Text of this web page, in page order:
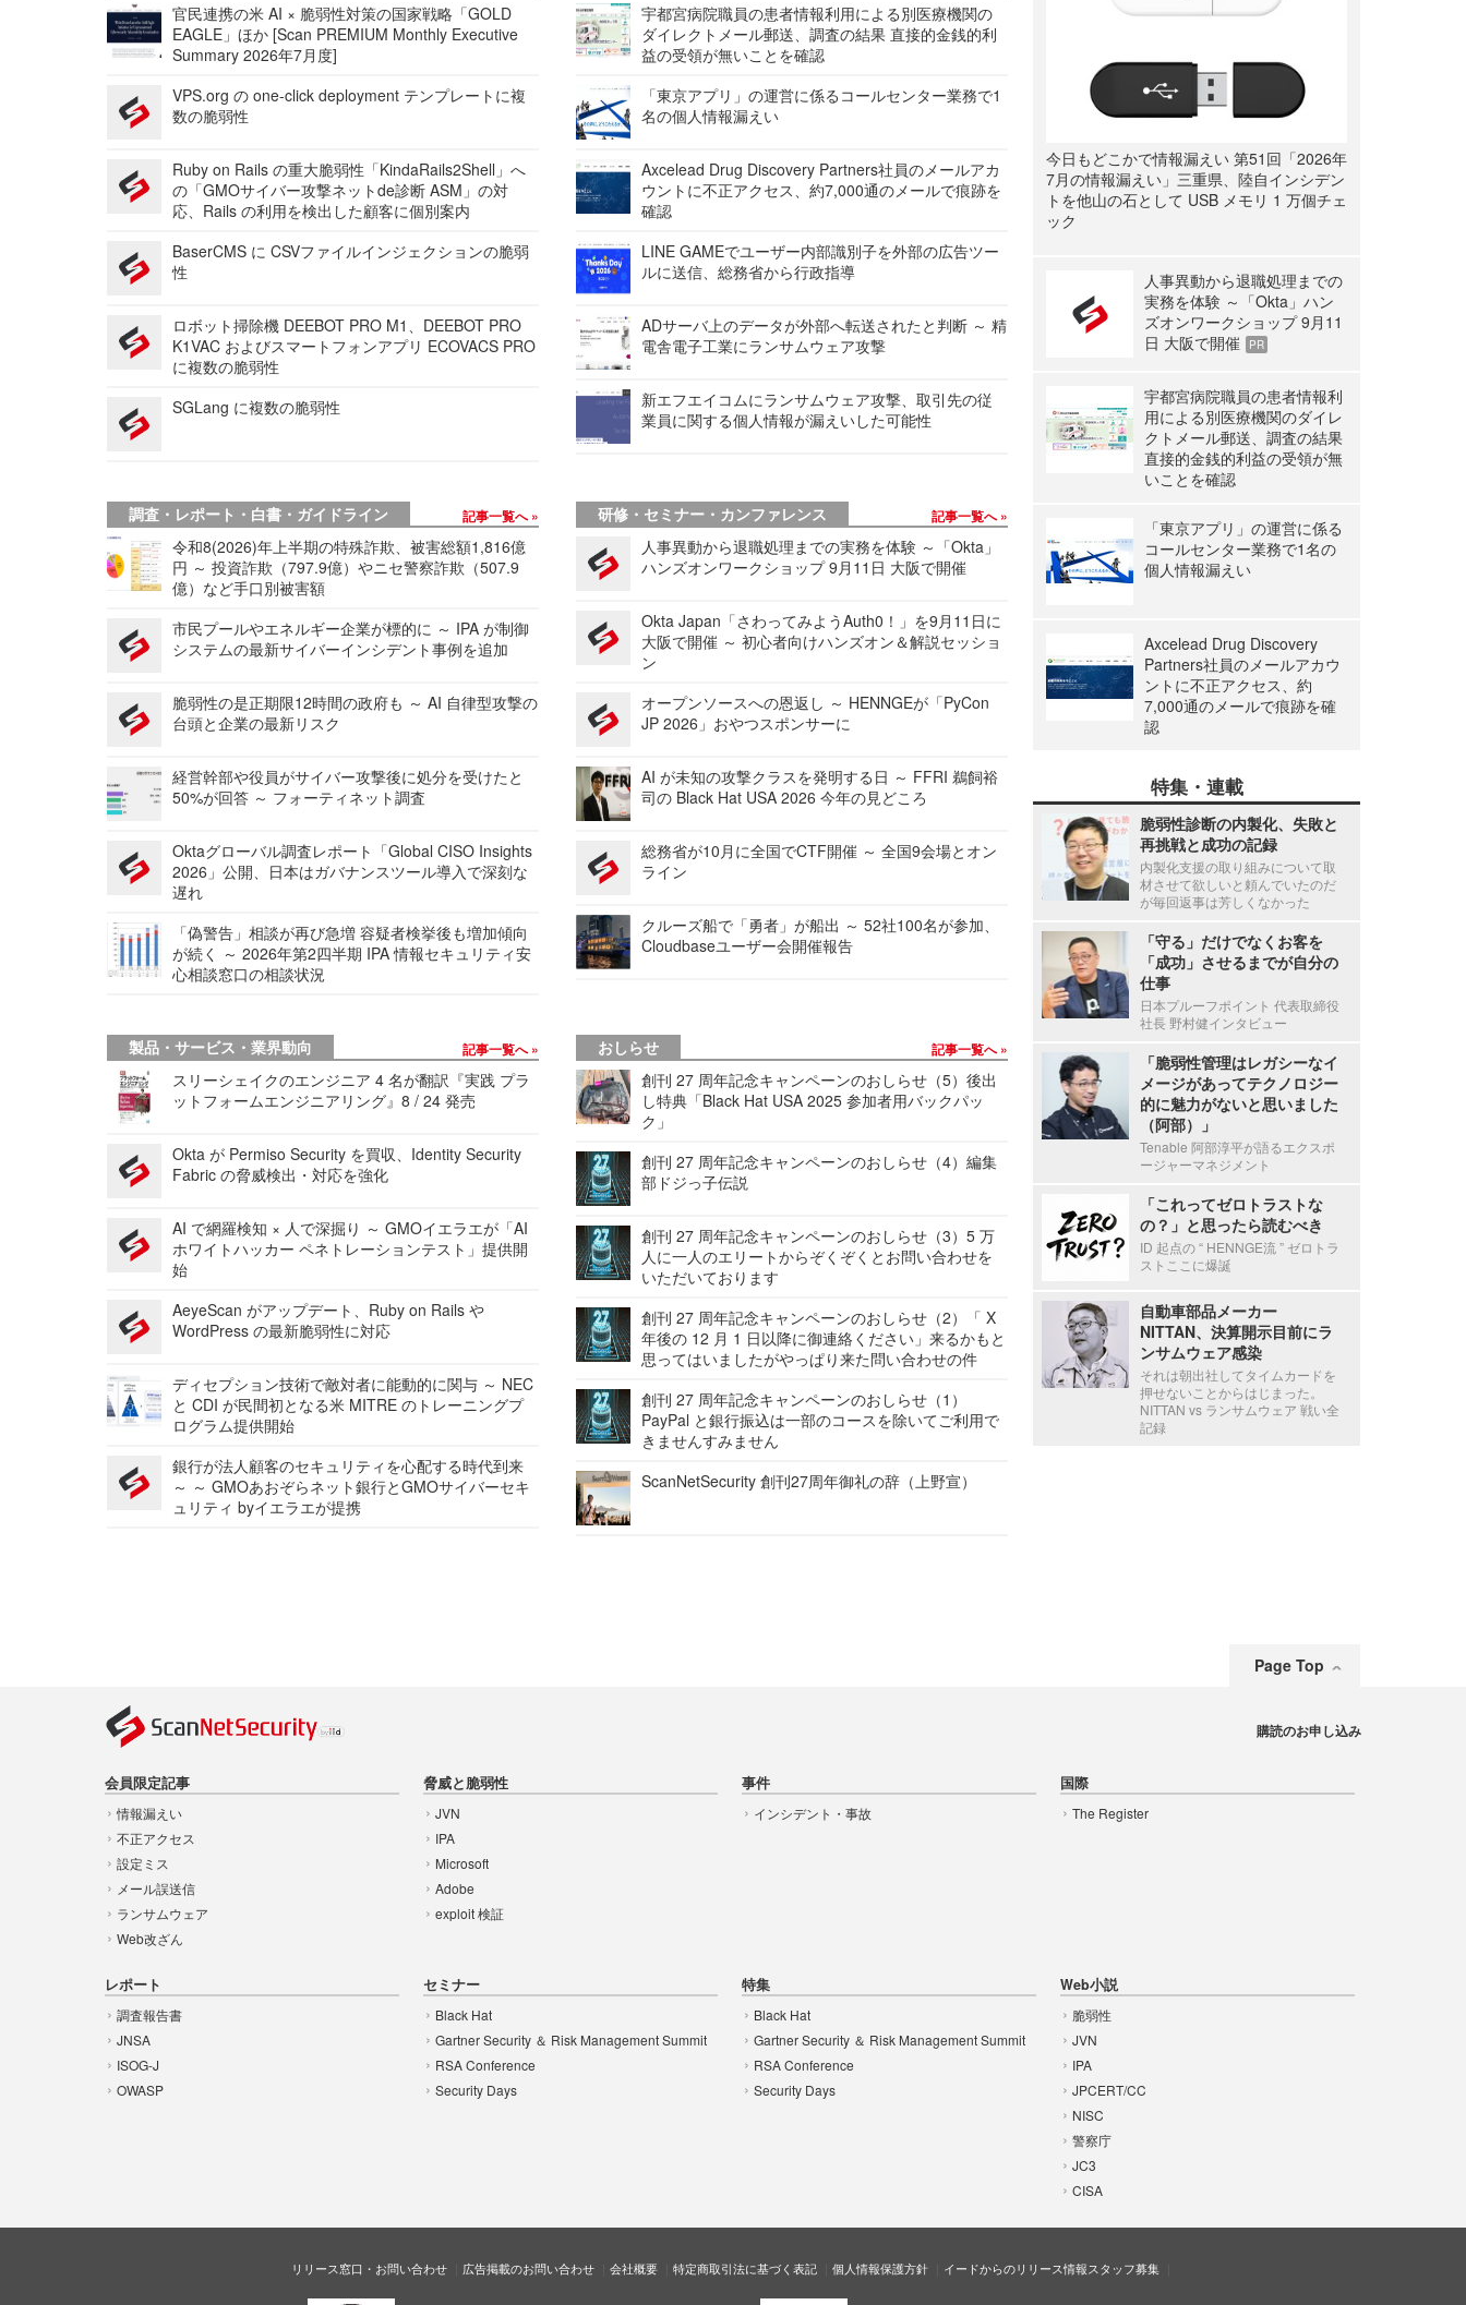
官民連携の米 AI × 脆弱性対策の国家戦略「GOLD
EAGLE」ほか [Scan PREMIUM Monthly Executive
Summary 2026年7月度]
VPS.org の one-click deployment テンプレートに複
数の脆弱性
Ruby on Rails の重大脆弱性「KindaRails2Shell」へ
の「GMOサイバー攻撃ネットde診断 ASM」の対
応、Rails の利用を検出した顧客に個別案内
BaserCMS に CSVファイルインジェクションの脆弱
性
ロボット掃除機 DEEBOT PRO M1、DEEBOT PRO
K1VAC およびスマートフォンアプリ ECOVACS PRO
に複数の脆弱性
SGLang に複数の脆弱性
宇都宮病院職員の患者情報利用による別医療機関の
ダイレクトメール郵送、調査の結果 直接的金銭的利
益の受領が無いことを確認
「東京アプリ」の運営に係るコールセンター業務で1
名の個人情報漏えい
Axcelead Drug Discovery Partners社員のメールアカ
ウントに不正アクセス、約7,000通のメールで痕跡を
確認
LINE GAMEでユーザー内部識別子を外部の広告ツー
ルに送信、総務省から行政指導
ADサーバ上のデータが外部へ転送されたと判断 ～ 精
電舎電子工業にランサムウェア攻撃
新エフエイコムにランサムウェア攻撃、取引先の従
業員に関する個人情報が漏えいした可能性
調査・レポート・白書・ガイドライン 記事一覧へ
令和8(2026)年上半期の特殊詐欺、被害総額1,816億
円 ～ 投資詐欺（797.9億）やニセ警察詐欺（507.9
億）など手口別被害額
市民プールやエネルギー企業が標的に ～ IPA が制御
システムの最新サイバーインシデント事例を追加
脆弱性の是正期限12時間の政府も ～ AI 自律型攻撃の
台頭と企業の最新リスク
経営幹部や役員がサイバー攻撃後に処分を受けたと
50%が回答 ～ フォーティネット調査
Oktaグローバル調査レポート「Global CISO Insights
2026」公開、日本はガバナンスツール導入で深刻な
遅れ
「偽警告」相談が再び急増 容疑者検挙後も増加傾向
が続く ～ 2026年第2四半期 IPA 情報セキュリティ安
心相談窓口の相談状況
研修・セミナー・カンファレンス 記事一覧へ
人事異動から退職処理までの実務を体験 ～「Okta」
ハンズオンワークショップ 9月11日 大阪で開催
Okta Japan「さわってみようAuth0！」を9月11日に
大阪で開催 ～ 初心者向けハンズオン＆解説セッショ
ン
オープンソースへの恩返し ～ HENNGEが「PyCon
JP 2026」おやつスポンサーに
AI が未知の攻撃クラスを発明する日 ～ FFRI 鵜飼裕
司の Black Hat USA 2026 今年の見どころ
総務省が10月に全国でCTF開催 ～ 全国9会場とオン
ライン
クルーズ船で「勇者」が船出 ～ 52社100名が参加、
Cloudbaseユーザー会開催報告
製品・サービス・業界動向 記事一覧へ
スリーシェイクのエンジニア 4 名が翻訳『実践 プラ
ットフォームエンジニアリング』8 / 24 発売
Okta が Permiso Security を買収、Identity Security
Fabric の脅威検出・対応を強化
AI で網羅検知 × 人で深掘り ～ GMOイエラエが「AI
ホワイトハッカー ペネトレーションテスト」提供開
始
AeyeScan がアップデート、Ruby on Rails や
WordPress の最新脆弱性に対応
ディセプション技術で敵対者に能動的に関与 ～ NEC
と CDI が民間初となる米 MITRE のトレーニングプ
ログラム提供開始
銀行が法人顧客のセキュリティを心配する時代到来
～ ～ GMOあおぞらネット銀行とGMOサイバーセキ
ュリティ byイエラエが提携
おしらせ 記事一覧へ
創刊 27 周年記念キャンペーンのおしらせ（5）後出
し特典「Black Hat USA 2025 参加者用バックパッ
ク」
創刊 27 周年記念キャンペーンのおしらせ（4）編集
部ドジっ子伝説
創刊 27 周年記念キャンペーンのおしらせ（3）5 万
人に一人のエリートからぞくぞくとお問い合わせを
いただいております
創刊 27 周年記念キャンペーンのおしらせ（2）「 X
年後の 12 月 1 日以降に御連絡ください」来るかもと
思ってはいましたがやっぱり来た問い合わせの件
創刊 27 周年記念キャンペーンのおしらせ（1）
PayPal と銀行振込は一部のコースを除いてご利用で
きませんすみません
ScanNetSecurity 創刊27周年御礼の辞（上野宣）
今日もどこかで情報漏えい 第51回「2026年
7月の情報漏えい」三重県、陸自インシデン
トを他山の石として USB メモリ 1 万個チェ
ック
人事異動から退職処理までの
実務を体験 ～「Okta」ハン
ズオンワークショップ 9月11
日 大阪で開催
PR
宇都宮病院職員の患者情報利
用による別医療機関のダイレ
クトメール郵送、調査の結果
直接的金銭的利益の受領が無
いことを確認
「東京アプリ」の運営に係る
コールセンター業務で1名の
個人情報漏えい
Axcelead Drug Discovery
Partners社員のメールアカウ
ントに不正アクセス、約
7,000通のメールで痕跡を確
認
特集・連載
脆弱性診断の内製化、失敗と
再挑戦と成功の記録
内製化支援の取り組みについて取
材させて欲しいと頼んでいたのだ
が毎回返事は芳しくなかった
「守る」だけでなくお客を
「成功」させるまでが自分の
仕事
日本プルーフポイント 代表取締役
社長 野村健インタビュー
「脆弱性管理はレガシーなイ
メージがあってテクノロジー
的に魅力がないと思いました
（阿部）」
Tenable 阿部淳平が語るエクスポ
ージャーマネジメント
「これってゼロトラストな
の？」と思ったら読むべき
ID 起点の “ HENNGE流 ” ゼロトラ
ストここに爆誕
自動車部品メーカー
NITTAN、決算開示目前にラ
ンサムウェア感染
それは朝出社してタイムカードを
押せないことからはじまった。
NITTAN vs ランサムウェア 戦い全
記録
Page Top
会員限定記事
情報漏えい
不正アクセス
設定ミス
メール誤送信
ランサムウェア
Web改ざん
脅威と脆弱性
JVN
IPA
Microsoft
Adobe
exploit 検証
事件
インシデント・事故
国際
The Register
レポート
調査報告書
JNSA
ISOG-J
OWASP
セミナー
Black Hat
Gartner Security ＆ Risk Management Summit
RSA Conference
Security Days
特集
Black Hat
Gartner Security ＆ Risk Management Summit
RSA Conference
Security Days
Web小説
脆弱性
JVN
IPA
JPCERT/CC
NISC
警察庁
JC3
CISA
購読のお申し込み
リリース窓口・お問い合わせ 広告掲載のお問い合わせ 会社概要 特定商取引法に基づく表記 個人情報保護方針 イードからのリリース情報スタッフ募集